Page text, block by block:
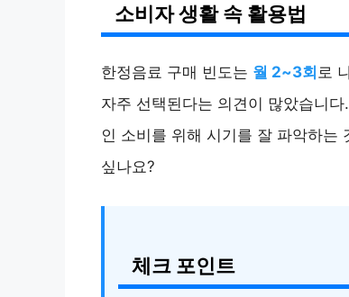
소비자 생활 속 활용법
한정음료 구매 빈도는 월 2~3회 로
자주 선택된다는 의견이 많았습니
인 소비를 위해 시기를 잘 파악하는
싶나요?
체크 포인트